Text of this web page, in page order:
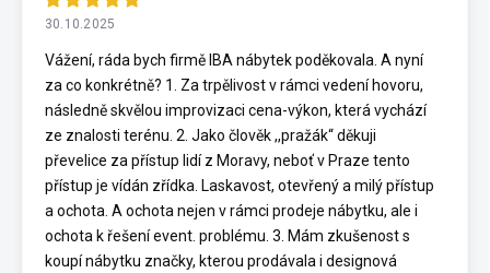
30.10.2025
Vážení, ráda bych firmě IBA nábytek poděkovala. A nyní
za co konkrétně? 1. Za trpělivost v rámci vedení hovoru,
následně skvělou improvizaci cena-výkon, která vychází
ze znalosti terénu. 2. Jako člověk ,,pražák“ děkuji
převelice za přístup lidí z Moravy, neboť v Praze tento
přístup je vídán zřídka. Laskavost, otevřený a milý přístup
a ochota. A ochota nejen v rámci prodeje nábytku, ale i
ochota k řešení event. problému. 3. Mám zkušenost s
koupí nábytku značky, kterou prodávala i designová